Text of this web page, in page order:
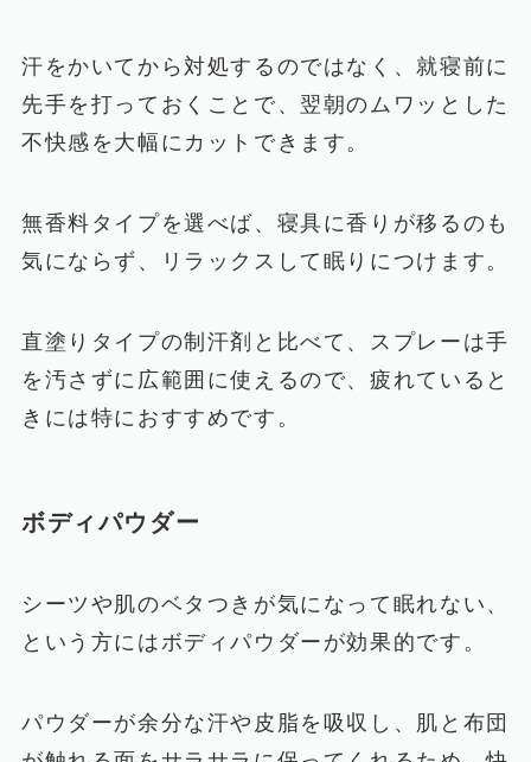
汗をかいてから対処するのではなく、就寝前に
先手を打っておくことで、翌朝のムワッとした
不快感を大幅にカットできます。
無香料タイプを選べば、寝具に香りが移るのも
気にならず、リラックスして眠りにつけます。
直塗りタイプの制汗剤と比べて、スプレーは手
を汚さずに広範囲に使えるので、疲れていると
きには特におすすめです。
ボディパウダー
シーツや肌のベタつきが気になって眠れない、
という方にはボディパウダーが効果的です。
パウダーが余分な汗や皮脂を吸収し、肌と布団